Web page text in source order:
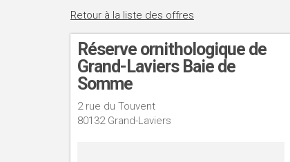
Retour à la liste des offres
Réserve ornithologique de
Grand-Laviers Baie de
Somme
2 rue du Touvent
80132 Grand-Laviers